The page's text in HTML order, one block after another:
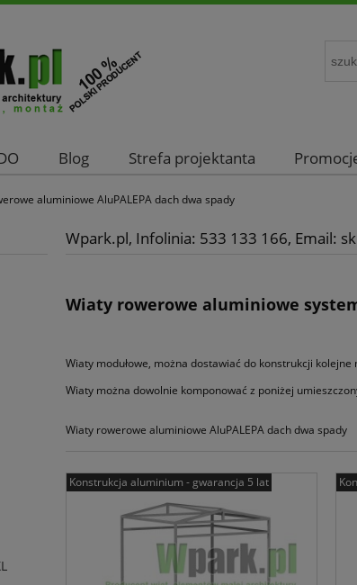
Blog Strefa projektanta
aluminiowe AluPALEPA dach dwa spady
Wpark.pl, Infolinia: 533 133 166, Email:
Wiaty rowerowe aluminiowe
Wiaty modułowe, można dostawiać do konstrukcji
Wiaty można dowolnie komponować z poniżej
Wiaty rowerowe aluminiowe AluPALEPA dach dwa spady
Konstrukcja aluminium - gwarancja 5 lat